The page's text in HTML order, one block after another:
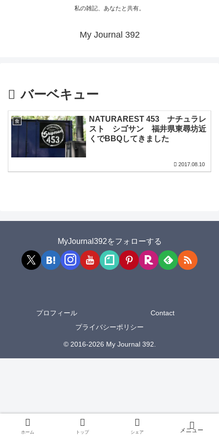
私の雑記、あなたと共有。
My Journal 392
バーベキュー
食
NATURAREST 453 ナチュラレ
スト シゴサン 福井県東尋坊近
くでBBQしてきました
2017.08.10
MyJournal392をフォローする
プロフィール
Contact
プライバシーポリシー
© 2016-2026 My Journal 392.
ホーム トップ シェア